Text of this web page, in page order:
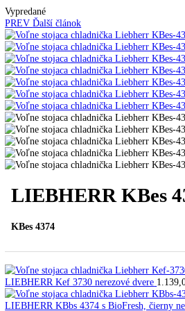
Kávy
Uncategorized
ÚvodVoľne stojace spotrebiče
Vypredané
PREVĎalší článok